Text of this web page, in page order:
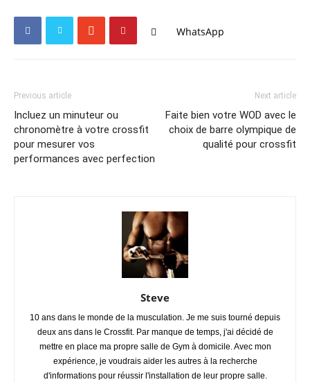
WhatsApp
Previous article
Incluez un minuteur ou
chronomètre à votre crossfit
pour mesurer vos
performances avec perfection
Next article
Faite bien votre WOD avec le
choix de barre olympique de
qualité pour crossfit
Steve
10 ans dans le monde de la musculation. Je me suis tourné depuis
deux ans dans le Crossfit. Par manque de temps, j'ai décidé de
mettre en place ma propre salle de Gym à domicile. Avec mon
expérience, je voudrais aider les autres à la recherche
d'informations pour réussir l'installation de leur propre salle.